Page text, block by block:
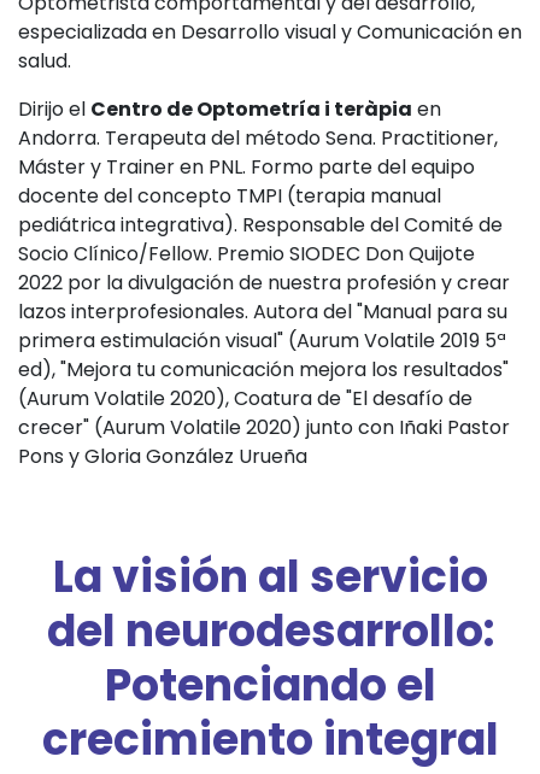
especializada en Desarrollo visual y Comunicación en
salud.
Dirijo el Centro de Optometría i teràpia en
Andorra. Terapeuta del método Sena. Practitioner,
Máster y Trainer en PNL. Formo parte del equipo
docente del concepto TMPI (terapia manual
pediátrica integrativa). Responsable del Comité de
Socio Clínico/Fellow. Premio SIODEC Don Quijote
2022 por la divulgación de nuestra profesión y crear
lazos interprofesionales. Autora del "Manual para su
primera estimulación visual" (Aurum Volatile 2019 5ª
ed), "Mejora tu comunicación mejora los resultados"
(Aurum Volatile 2020), Coatura de "El desafío de
crecer" (Aurum Volatile 2020) junto con Iñaki Pastor
Pons y Gloria González Urueña
La visión al servicio
del neurodesarrollo:
Potenciando el
crecimiento integral